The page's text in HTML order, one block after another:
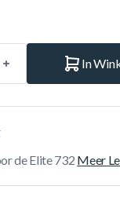
In
de Elite 732 Meer